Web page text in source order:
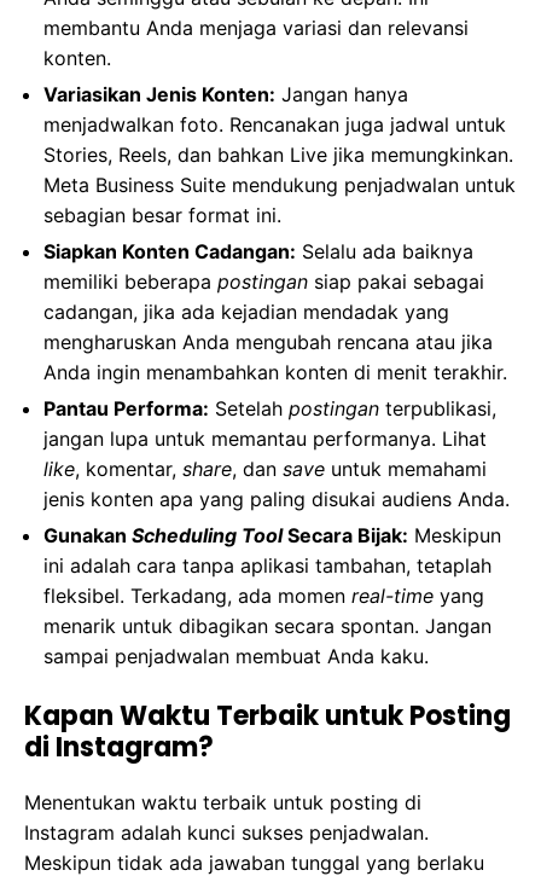
membantu Anda menjaga variasi dan relevansi
konten.
Variasikan Jenis Konten: Jangan hanya
menjadwalkan foto. Rencanakan juga jadwal untuk
Stories, Reels, dan bahkan Live jika memungkinkan.
Meta Business Suite mendukung penjadwalan untuk
sebagian besar format ini.
Siapkan Konten Cadangan: Selalu ada baiknya
memiliki beberapa postingan siap pakai sebagai
cadangan, jika ada kejadian mendadak yang
mengharuskan Anda mengubah rencana atau jika
Anda ingin menambahkan konten di menit terakhir.
Pantau Performa: Setelah postingan terpublikasi,
jangan lupa untuk memantau performanya. Lihat
like, komentar, share, dan save untuk memahami
jenis konten apa yang paling disukai audiens Anda.
Gunakan Scheduling ToolSecara Bijak: Meskipun
ini adalah cara tanpa aplikasi tambahan, tetaplah
fleksibel. Terkadang, ada momen real-time yang
menarik untuk dibagikan secara spontan. Jangan
sampai penjadwalan membuat Anda kaku.
Kapan Waktu Terbaik untuk Posting
di Instagram?
Menentukan waktu terbaik untuk posting di
Instagram adalah kunci sukses penjadwalan.
Meskipun tidak ada jawaban tunggal yang berlaku